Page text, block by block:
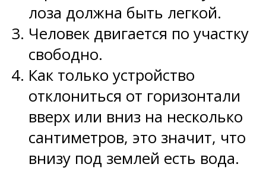
лоза должна быть легкой.
Человек двигается по участку
свободно.
Как только устройство
отклониться от горизонтали
вверх или вниз на несколько
сантиметров, это значит, что
внизу под землей есть вода.